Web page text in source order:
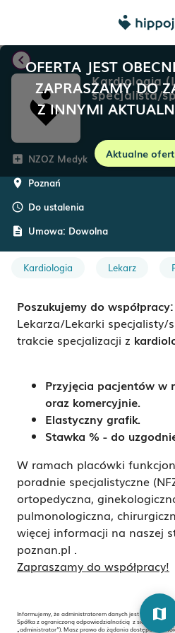
OFERTA JEST
ZAPRASZAMY DO
Z INNYMI
Aktualne
chevron_left
Kardiologia
specjalista/
w trakcie
add_box NZOZ Medyk
room Poznań
schedule Do ustalenia
description Umowa: Dowolna
Kardiologia Lekarz
Poszukujemy do współpracy:
Lekarza/Lekarki specjalisty/
trakcie specjalizacji z
Przyjęcia pacjentów w
oraz komercyjnie.
Elastyczny grafik.
Stawka % - do
W ramach placówki
poradnie specjalistyczne
ortopedyczna,
pulmonologiczna,
więcej informacji na naszej
poznan.pl .
Zapraszamy do współpracy!
Informujemy, że administratorem danych jest
Spółka z ograniczoną odpowiedzialnością z siedzibą w
„administrator”). Masz prawo do żądania dostępu do
map